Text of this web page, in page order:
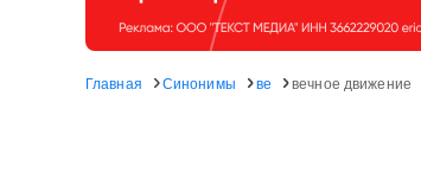
Главная Синонимы ве вечное движение